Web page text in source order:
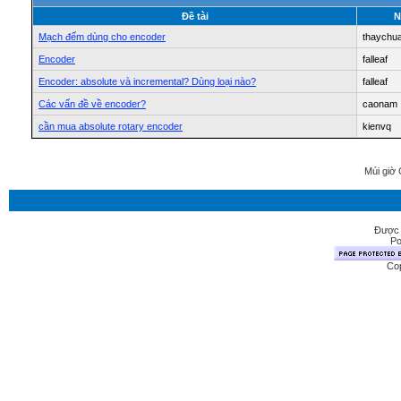
Ðề tài
Mạch đếm dùng cho encoder
Encoder falleaf
Encoder: absolute và incremental? Dùng loại nào? falleaf
Các vấn đề về encoder? caonam
cần mua absolute rotary encoder kienvq
Múi giờ
Được